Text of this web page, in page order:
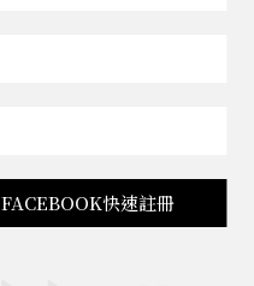
FACEBOOK快速註冊